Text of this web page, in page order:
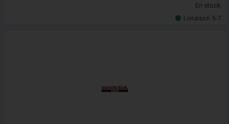
En stock
Livraison 5-7